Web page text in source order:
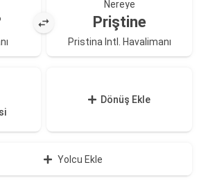
Nereye
Priştine
Pristina Intl. Havalimanı
Dönüş Ekle
Yolcu Ekle